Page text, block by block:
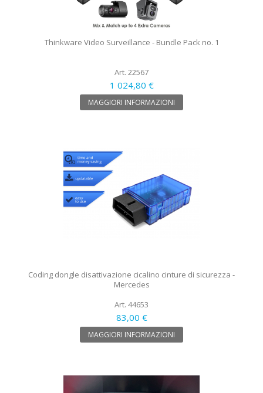
Thinkware Video Surveillance - Bundle Pack no. 1
Art. 22567
1 024,80 €
MAGGIORI INFORMAZIONI
Coding dongle disattivazione cicalino cinture di sicurezza -
Mercedes
Art. 44653
83,00 €
MAGGIORI INFORMAZIONI